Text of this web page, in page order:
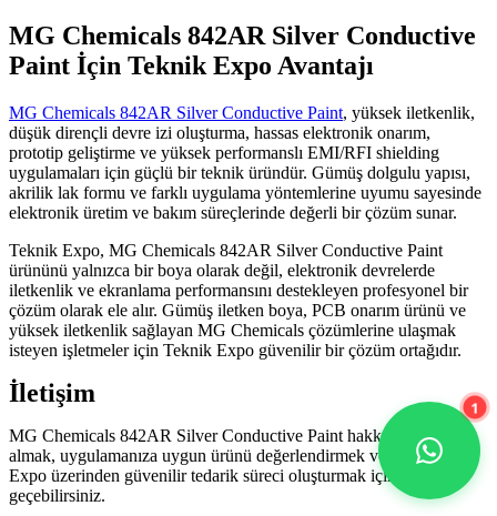
1
MG Chemicals 842AR Silver Conductive
Paint İçin Teknik Expo Avantajı
MG Chemicals 842AR Silver Conductive Paint, yüksek iletkenlik,
düşük dirençli devre izi oluşturma, hassas elektronik onarım,
prototip geliştirme ve yüksek performanslı EMI/RFI shielding
uygulamaları için güçlü bir teknik üründür. Gümüş dolgulu yapısı,
akrilik lak formu ve farklı uygulama yöntemlerine uyumu sayesinde
elektronik üretim ve bakım süreçlerinde değerli bir çözüm sunar.
Teknik Expo, MG Chemicals 842AR Silver Conductive Paint
ürününü yalnızca bir boya olarak değil, elektronik devrelerde
iletkenlik ve ekranlama performansını destekleyen profesyonel bir
çözüm olarak ele alır. Gümüş iletken boya, PCB onarım ürünü ve
yüksek iletkenlik sağlayan MG Chemicals çözümlerine ulaşmak
isteyen işletmeler için Teknik Expo güvenilir bir çözüm ortağıdır.
İletişim
MG Chemicals 842AR Silver Conductive Paint hakkında bilgi
almak, uygulamanıza uygun ürünü değerlendirmek veya Teknik
Expo üzerinden güvenilir tedarik süreci oluşturmak için iletişime
geçebilirsiniz.